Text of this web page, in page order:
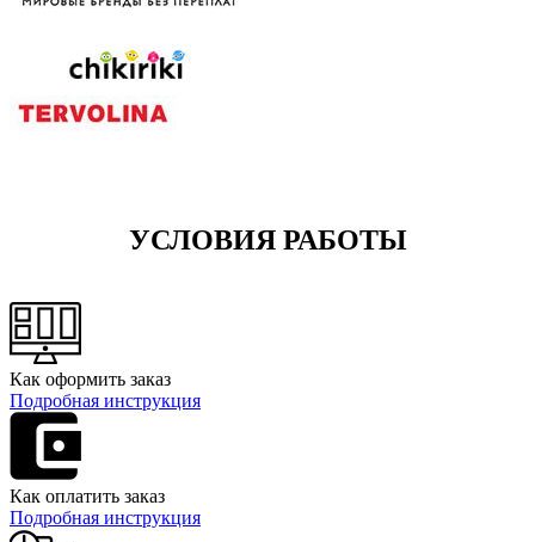
УСЛОВИЯ РАБОТЫ
Как оформить заказ
Подробная инструкция
Как оплатить заказ
Подробная инструкция